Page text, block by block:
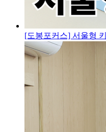
[도봉포커스] 서울형